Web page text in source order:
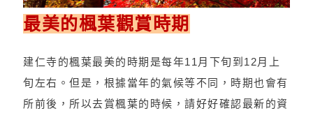
最美的楓葉觀賞時期
建仁寺的楓葉最美的時期是每年11月下旬到12月上
旬左右。但是，根據當年的氣候等不同，時期也會有
所前後，所以去賞楓葉的時候，請好好確認最新的資